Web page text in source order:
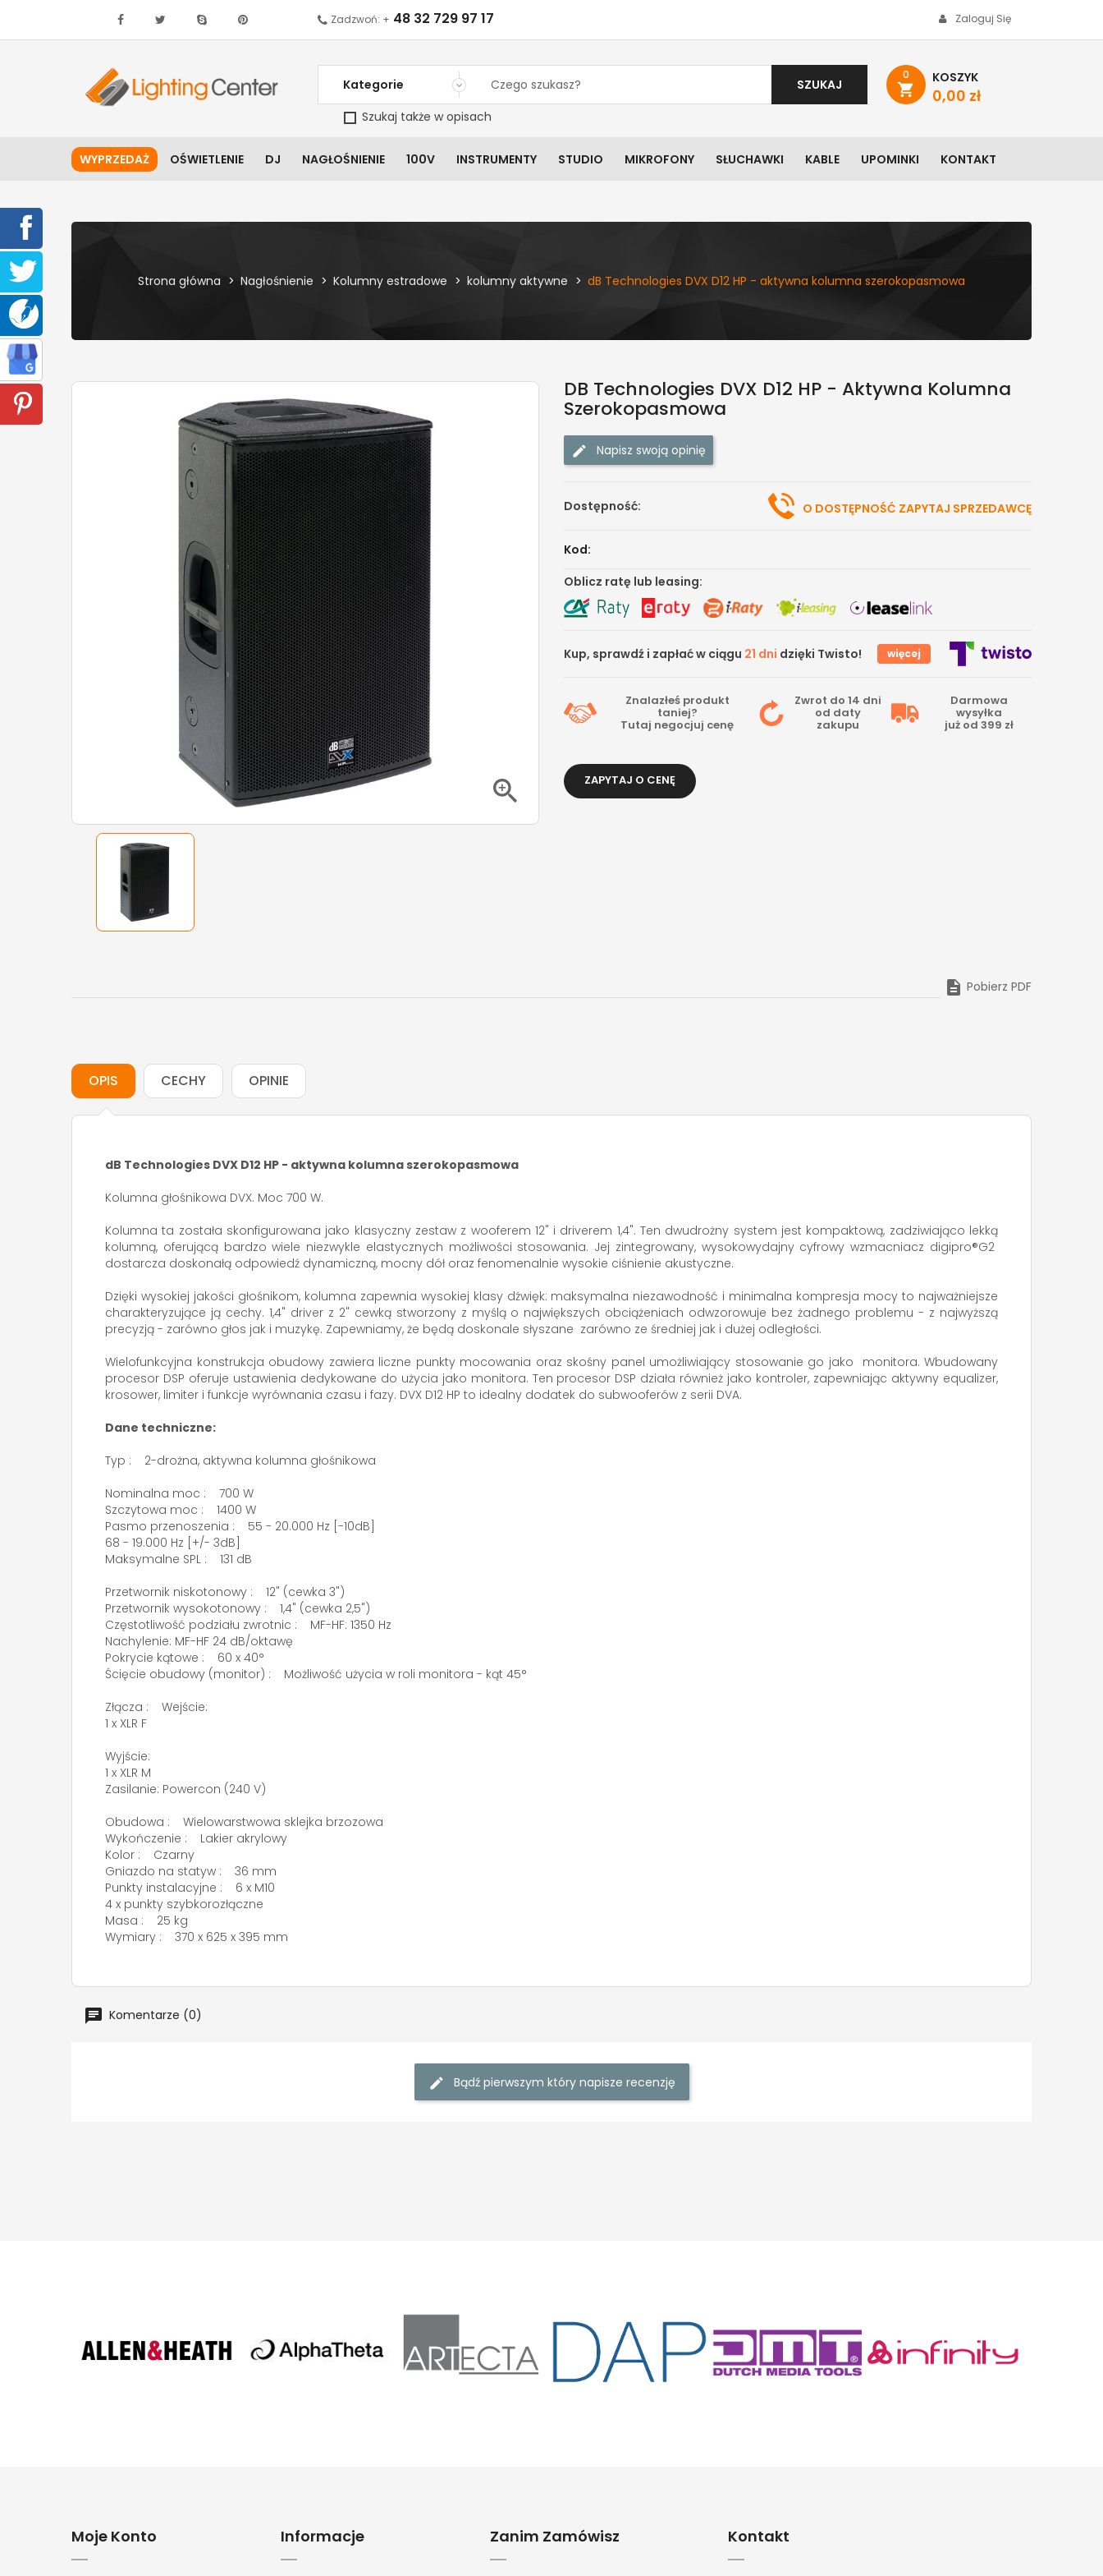
Kategorie
SZUKAJ
Szukaj także w opisach
0
shopping_cart
KOSZYK
0,00 zł
Zadzwoń: + 48 32 729 97 17 Zaloguj Się
WYPRZEDAŻ OŚWIETLENIE DJ NAGŁOŚNIENIE 100V INSTRUMENTY STUDIO MIKROFONY SŁUCHAWKI KABLE UPOMINKI KONTAKT
Strona główna Nagłośnienie Kolumny estradowe kolumny aktywne dB Technologies DVX D12 HP - aktywna kolumna szerokopasmowa

DB Technologies DVX D12 HP - Aktywna Kolumna
Szerokopasmowa
Napisz swoją opinię
Dostępność: O DOSTĘPNOŚĆ ZAPYTAJ SPRZEDAWCĘ
Kod:
Oblicz ratę lub leasing:
Kup, sprawdź i zapłać w ciągu 21 dni dzięki Twisto! więcej
Znalazłeś produkt
taniej?
Tutaj negocjuj cenę
Zwrot do 14 dni
od daty
zakupu
Darmowa
wysyłka
już od 399 zł
ZAPYTAJ O CENĘ
 Pobierz PDF
OPIS CECHY OPINIE
dB Technologies DVX D12 HP - aktywna kolumna szerokopasmowa
Kolumna głośnikowa DVX. Moc 700 W.
Kolumna ta została skonfigurowana jako klasyczny zestaw z wooferem 12" i driverem 1,4". Ten dwudrożny system jest kompaktową, zadziwiająco lekką
kolumną, oferującą bardzo wiele niezwykle elastycznych możliwości stosowania. Jej zintegrowany, wysokowydajny cyfrowy wzmacniacz digipro®G2
dostarcza doskonałą odpowiedź dynamiczną, mocny dół oraz fenomenalnie wysokie ciśnienie akustyczne.
Dzięki wysokiej jakości głośnikom, kolumna zapewnia wysokiej klasy dźwięk: maksymalna niezawodność i minimalna kompresja mocy to najważniejsze
charakteryzujące ją cechy. 1,4" driver z 2" cewką stworzony z myślą o największych obciążeniach odwzorowuje bez żadnego problemu - z najwyższą
precyzją - zarówno głos jak i muzykę. Zapewniamy, że będą doskonale słyszane zarówno ze średniej jak i dużej odległości.
Wielofunkcyjna konstrukcja obudowy zawiera liczne punkty mocowania oraz skośny panel umożliwiający stosowanie go jako monitora. Wbudowany
procesor DSP oferuje ustawienia dedykowane do użycia jako monitora. Ten procesor DSP działa również jako kontroler, zapewniając aktywny equalizer,
krosower, limiter i funkcje wyrównania czasu i fazy. DVX D12 HP to idealny dodatek do subwooferów z serii DVA.
Dane techniczne:
Typ : 2-drożna, aktywna kolumna głośnikowa
Nominalna moc : 700 W
Szczytowa moc : 1400 W
Pasmo przenoszenia : 55 - 20.000 Hz [-10dB]
68 - 19.000 Hz [+/- 3dB]
Maksymalne SPL : 131 dB
Przetwornik niskotonowy : 12" (cewka 3")
Przetwornik wysokotonowy : 1,4" (cewka 2,5")
Częstotliwość podziału zwrotnic : MF-HF: 1350 Hz
Nachylenie: MF-HF 24 dB/oktawę
Pokrycie kątowe : 60 x 40°
Ścięcie obudowy (monitor) : Możliwość użycia w roli monitora - kąt 45°
Złącza : Wejście:
1 x XLR F
Wyjście:
1 x XLR M
Zasilanie: Powercon (240 V)
Obudowa : Wielowarstwowa sklejka brzozowa
Wykończenie : Lakier akrylowy
Kolor : Czarny
Gniazdo na statyw : 36 mm
Punkty instalacyjne : 6 x M10
4 x punkty szybkorozłączne
Masa : 25 kg
Wymiary : 370 x 625 x 395 mm
Komentarze (0)
Bądź pierwszym który napisze recenzję
Moje Konto Informacje Zanim Zamówisz Kontakt